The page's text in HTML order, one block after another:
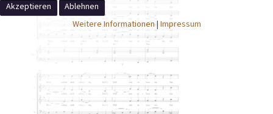
Akzeptieren
Ablehnen
Weitere Informationen| Impressum